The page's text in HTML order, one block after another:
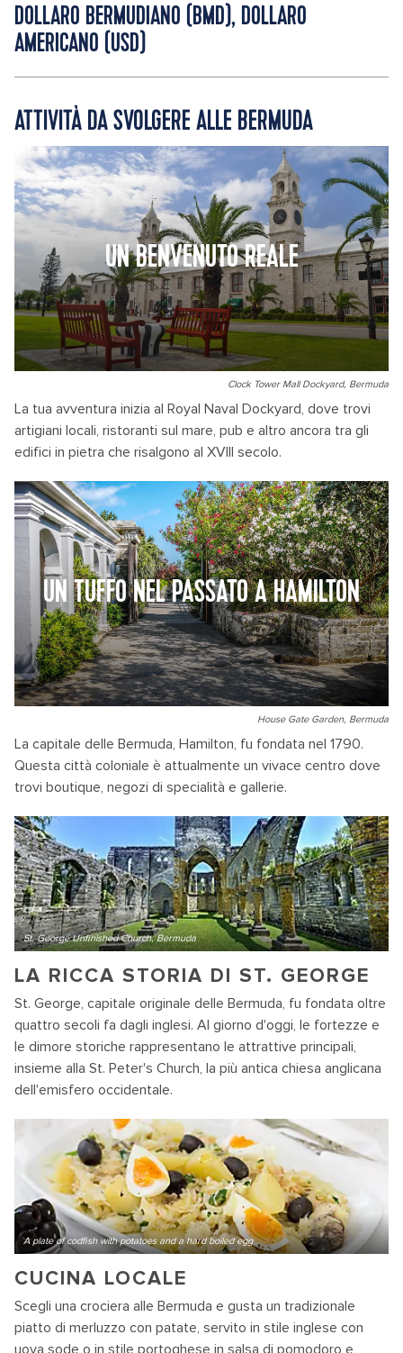
DOLLARO BERMUDIANO (BMD), DOLLARO
AMERICANO (USD)
ATTIVITÀ DA SVOLGERE ALLE BERMUDA
UN BENVENUTO REALE
Clock Tower Mall Dockyard, Bermuda
La tua avventura inizia al Royal Naval Dockyard, dove trovi
artigiani locali, ristoranti sul mare, pub e altro ancora tra gli
edifici in pietra che risalgono al XVIII secolo.
UN TUFFO NEL PASSATO A HAMILTON
House Gate Garden, Bermuda
La capitale delle Bermuda, Hamilton, fu fondata nel 1790.
Questa città coloniale è attualmente un vivace centro dove
trovi boutique, negozi di specialità e gallerie.
St. George Unfinished Church, Bermuda
LA RICCA STORIA DI ST. GEORGE
St. George, capitale originale delle Bermuda, fu fondata oltre
quattro secoli fa dagli inglesi. Al giorno d'oggi, le fortezze e
le dimore storiche rappresentano le attrattive principali,
insieme alla St. Peter's Church, la più antica chiesa anglicana
dell'emisfero occidentale.
A plate of codfish with potatoes and a hard boiled egg
CUCINA LOCALE
Scegli una crociera alle Bermuda e gusta un tradizionale
piatto di merluzzo con patate, servito in stile inglese con
uova sode o in stile portoghese in salsa di pomodoro e